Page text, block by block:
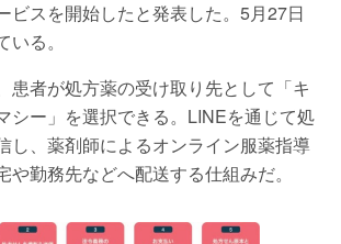
ビスを開始したと発表した。5月27日
る。
患者が処方薬の受け取り先として「キ
シー」を選択できる。LINEを通じて処
し、薬剤師によるオンライン服薬指導
や勤務先などへ配送する仕組みだ。